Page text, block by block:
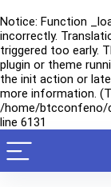
Notice: Function
incorrectly.
triggered too early.
plugin or theme
the init action or
more information.
/home/btcconfeno/
line 6131